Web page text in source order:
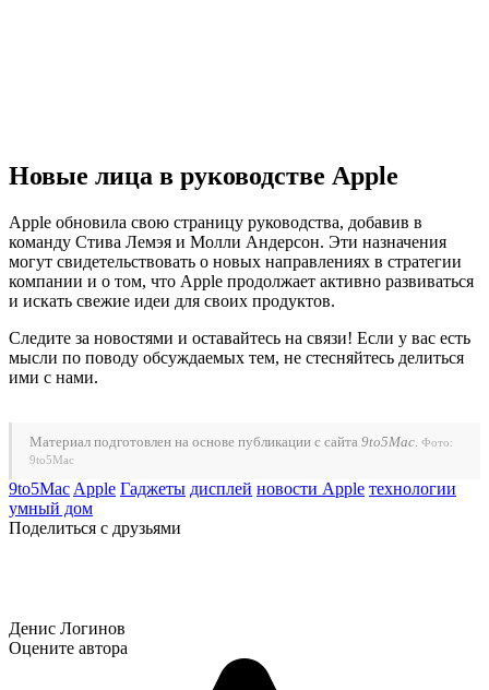
Новые лица в руководстве Apple
Apple обновила свою страницу руководства, добавив в
команду Стива Лемэя и Молли Андерсон. Эти назначения
могут свидетельствовать о новых направлениях в стратегии
компании и о том, что Apple продолжает активно развиваться
и искать свежие идеи для своих продуктов.
Следите за новостями и оставайтесь на связи! Если у вас есть
мысли по поводу обсуждаемых тем, не стесняйтесь делиться
ими с нами.
Материал подготовлен на основе публикации с сайта 9to5Mac. Фото:
9to5Mac
9to5Mac Apple Гаджеты дисплей новости Apple технологии
умный дом
Поделиться с друзьями
Денис Логинов
Оцените автора